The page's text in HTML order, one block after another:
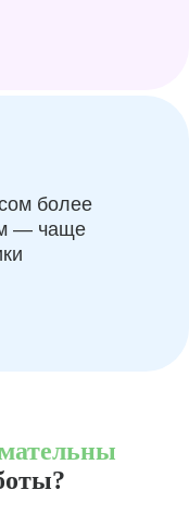
более
— чаще